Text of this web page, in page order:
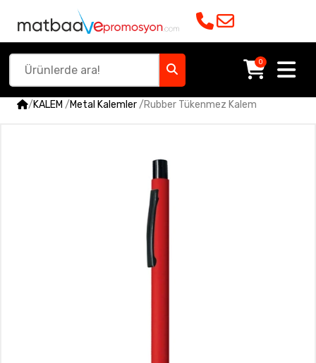
0
/KALEM /Metal Kalemler/Rubber Tükenmez Kalem